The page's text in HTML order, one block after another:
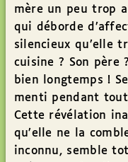
mère un peu trop
qui déborde
silencieux qu’elle
cuisine ? Son
bien longtemps !
menti pendant
Cette révélation
qu’elle ne la
inconnu, semble